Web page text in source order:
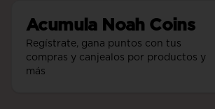
Acumula Noah Coins
Regístrate, gana puntos con tus
compras y canjealos por productos y
más